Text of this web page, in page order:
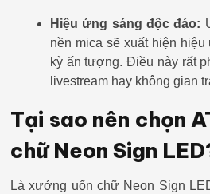
Hiệu ứng sáng độc đáo:
nền mica sẽ xuất hiện
kỳ ấn tượng. Điều này rất
livestream hay không gian
Tại sao nên chọn
chữ Neon Sign
Là xưởng uốn chữ Neon Sign